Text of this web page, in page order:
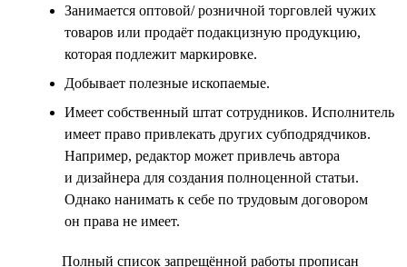
Занимается оптовой/ розничной торговлей чужих
товаров или продаёт подакцизную продукцию,
которая подлежит маркировке.
Добывает полезные ископаемые.
Имеет собственный штат сотрудников. Исполнитель
имеет право привлекать других субподрядчиков.
Например, редактор может привлечь автора
и дизайнера для создания полноценной статьи.
Однако нанимать к себе по трудовым договором
он права не имеет.
Полный список запрещённой работы прописан